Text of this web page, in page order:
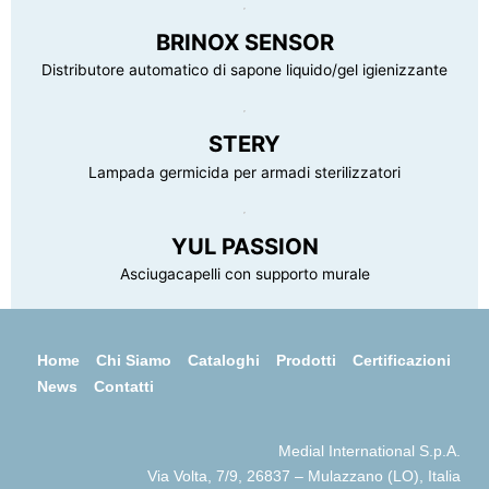
BRINOX SENSOR
Distributore automatico di sapone liquido/gel igienizzante
STERY
Lampada germicida per armadi sterilizzatori
YUL PASSION
Asciugacapelli con supporto murale
Home Chi Siamo Cataloghi Prodotti
Certificazioni
News
Contatti
Medial International S.p.A.
Via Volta, 7/9, 26837 – Mulazzano (LO), Italia